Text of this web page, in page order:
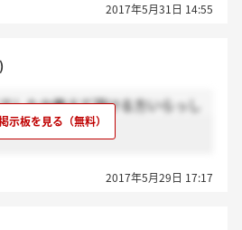
2017年5月31日 14:55
したか教えて頂ける方いらっし
2017年5月29日 17:17